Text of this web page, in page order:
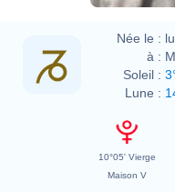
Née le :
à :
Soleil :
Lune :
10°05' Vierge
Maison V